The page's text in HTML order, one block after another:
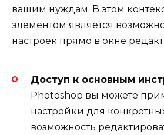
вашим нуждам. В этом
элементом является
настроек прямо в окне
Доступ к основным
Photoshop вы можете
настройки для
возможность